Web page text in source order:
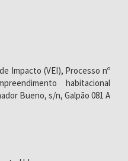
Impacto (VEI), Processo nº
habitacional
Bueno, s/n, Galpão 081 A